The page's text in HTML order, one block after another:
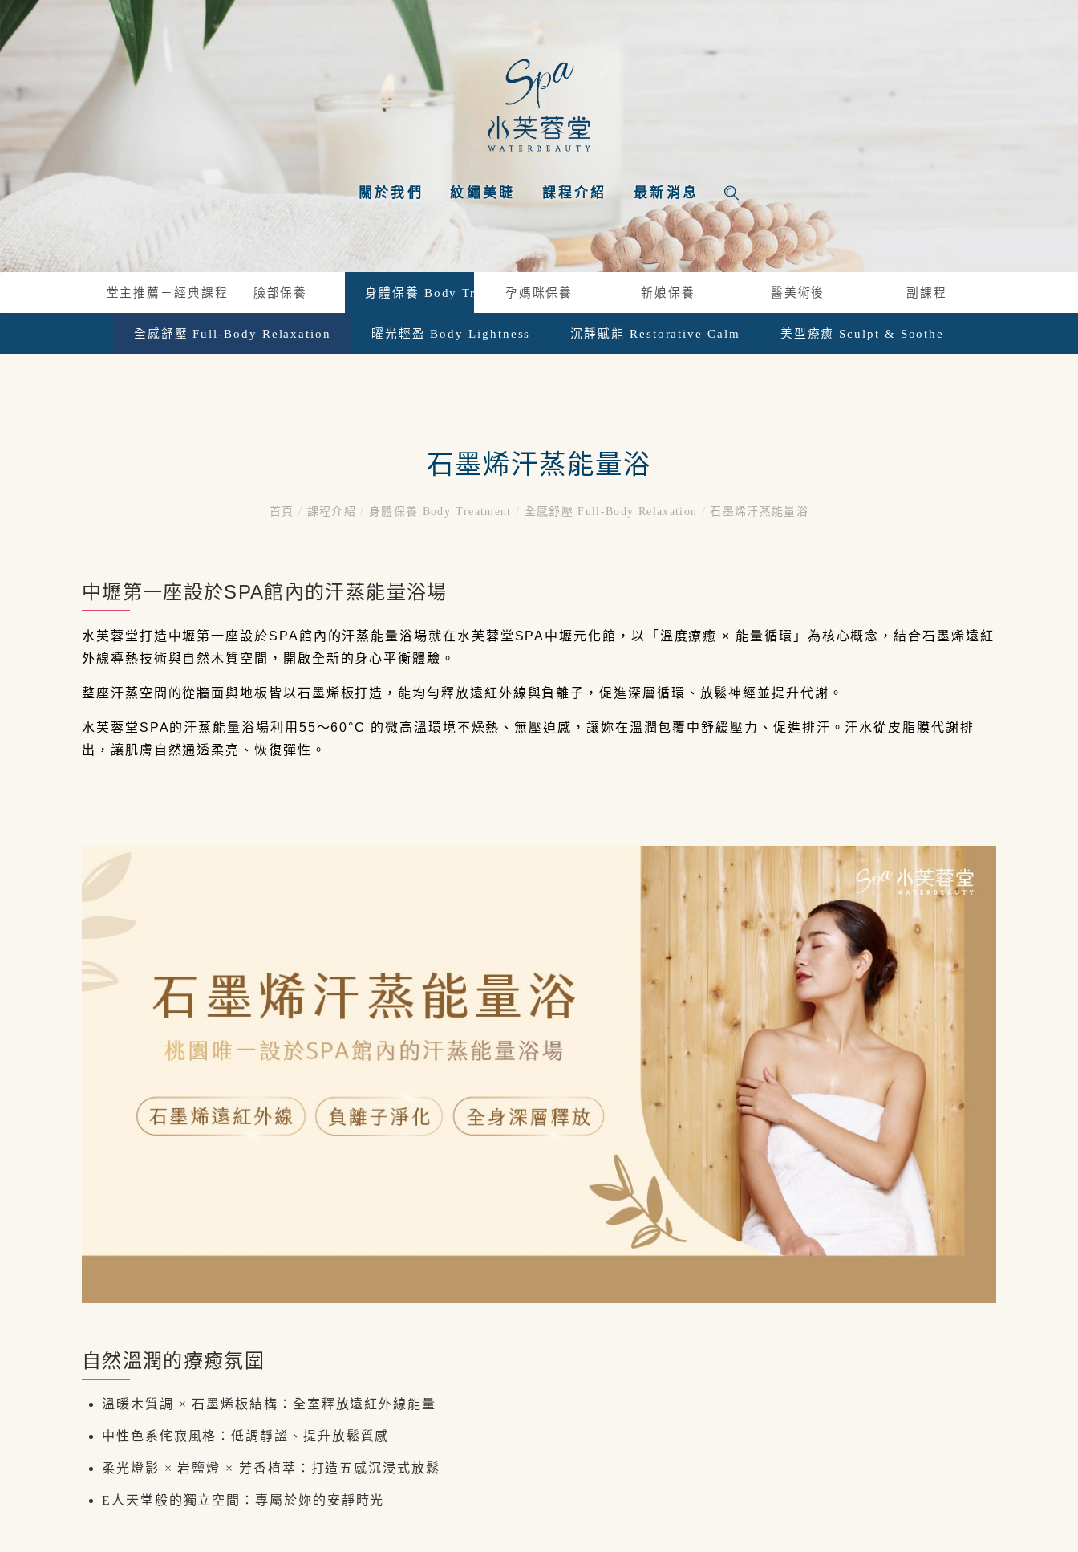
關於我們 紋繡美睫 課程介紹 最新消息
堂主推薦－經典課程 臉部保養 身體保養 Body Treatment
全感舒壓 Full-Body Relaxation 曜光輕盈 Body Lightness 沉靜賦能 Restorative Calm 美型療癒 Sculpt & Soothe
孕媽咪保養 新娘保養 醫美術後 副課程
石墨烯汗蒸能量浴
首頁 / 課程介紹/ 身體保養 Body Treatment / 全感舒壓 Full-Body Relaxation / 石墨烯汗蒸能量浴
中壢第一座設於SPA館內的汗蒸能量浴場
水芙蓉堂打造中壢第一座設於SPA館內的汗蒸能量浴場就在水芙蓉堂SPA中壢元化館，以「溫度療癒 × 能量循環」為核心概念，結合石墨烯遠紅
外線導熱技術與自然木質空間，開啟全新的身心平衡體驗。
整座汗蒸空間的從牆面與地板皆以石墨烯板打造，能均勻釋放遠紅外線與負離子，促進深層循環、放鬆神經並提升代謝。
水芙蓉堂SPA的汗蒸能量浴場利用 55～60°C 的微高溫環境不燥熱、無壓迫感，讓妳在溫潤包覆中舒緩壓力、促進排汗。 汗水從皮脂膜代謝排
出，讓肌膚自然通透柔亮、恢復彈性。
自然溫潤的療癒氛圍
溫暖木質調 × 石墨烯板結構：全室釋放遠紅外線能量
中性色系侘寂風格：低調靜謐、提升放鬆質感
柔光燈影 × 岩鹽燈 × 芳香植萃：打造五感沉浸式放鬆
E人天堂般的獨立空間：專屬於妳的安靜時光